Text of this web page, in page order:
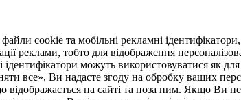
cookie та мобільні рекламні ідентифікатори,
реклами, тобто для відображення
можуть використовуватися як для
все», Ви надасте згоду на обробку ваших
на сайті та поза ним. Якщо Ви